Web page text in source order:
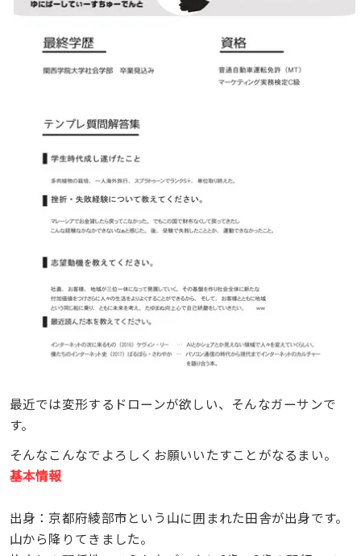
最近では変形するドローンが欲しい、そんなガーサンで
す。
そんなこんなでよろしくお願いいたすことがなるまい。
基本情報
出身：京都府綾部市という山に囲まれた田舎が出身です。
山から降りてきました。